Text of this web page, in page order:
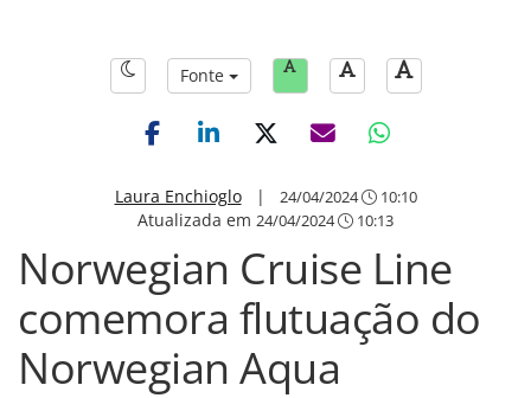
Fonte
Laura Enchioglo| 24/04/2024 10:10
Atualizada em 24/04/2024 10:13
Norwegian Cruise Line
comemora flutuação do
Norwegian Aqua